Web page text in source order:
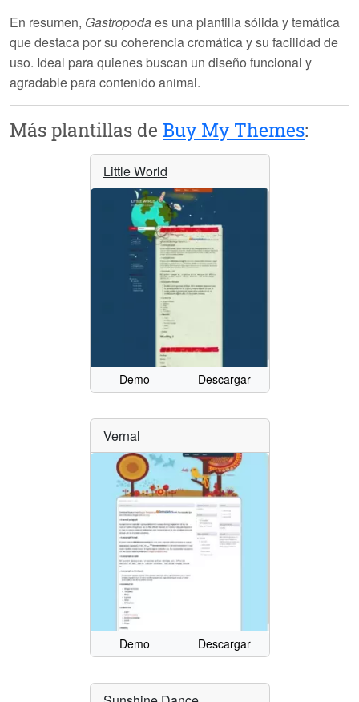
En resumen, Gastropodaes una plantilla sólida y temática
que destaca por su coherencia cromática y su facilidad de
uso. Ideal para quienes buscan un diseño funcional y
agradable para contenido animal.
Más plantillas de Buy My Themes:
Little World
Demo Descargar
Vernal
Demo Descargar